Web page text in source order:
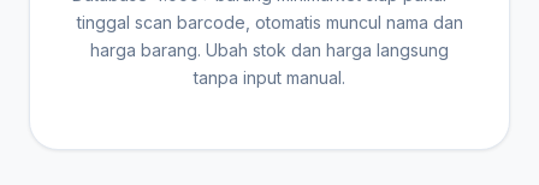
tinggal scan barcode, otomatis muncul nama dan
harga barang. Ubah stok dan harga langsung
tanpa input manual.